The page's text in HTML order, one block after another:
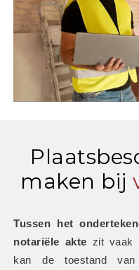
maken bij
Tussen het
notariële akte zit vaak
kan de toestand